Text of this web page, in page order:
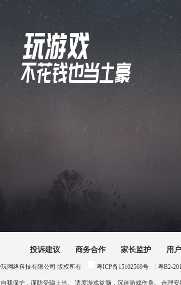
投诉建议 商务合作 家长监护 用
网络科技有限公司 版权所有 粤ICP备15102569号 | 粤B2-
我保护，谨防受骗上当。 适度游戏益脑，沉迷游戏伤身。 合理